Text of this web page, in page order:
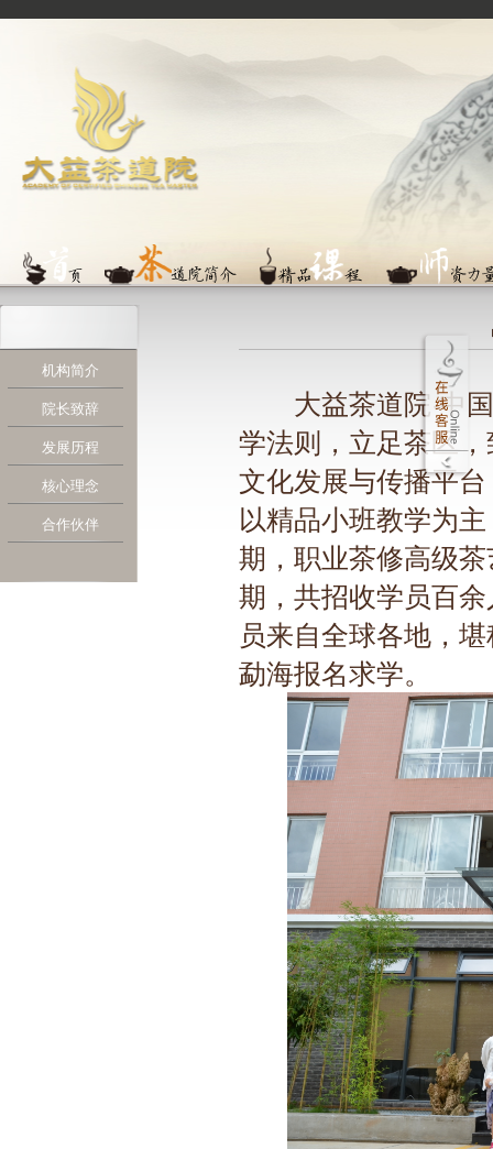
机构简介
院长致辞
发展历程
核心理念
合作伙伴
大益茶道院·中
学法则，立足茶区
文化发展与传播平
以精品小班教学为
期，职业茶修高级
期， 共招收学员百
员来自全球各地，
勐海报名求学。